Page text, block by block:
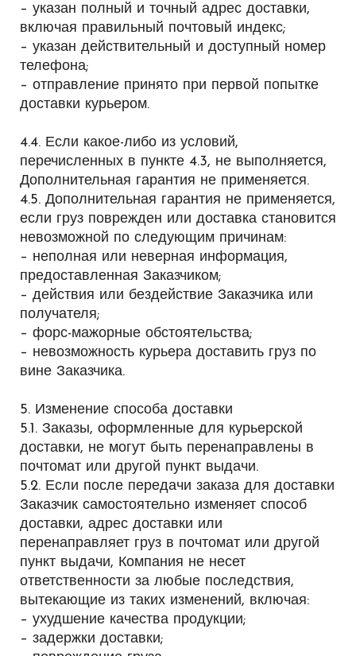
– указан полный и точный адрес доставки,
включая правильный почтовый индекс;
– указан действительный и доступный номер
телефона;
– отправление принято при первой попытке
доставки курьером.
4.4. Если какое-либо из условий,
перечисленных в пункте 4.3, не выполняется,
Дополнительная гарантия не применяется.
4.5. Дополнительная гарантия не применяется,
если груз поврежден или доставка становится
невозможной по следующим причинам:
– неполная или неверная информация,
предоставленная Заказчиком;
– действия или бездействие Заказчика или
получателя;
– форс-мажорные обстоятельства;
– невозможность курьера доставить груз по
вине Заказчика.
5. Изменение способа доставки
5.1. Заказы, оформленные для курьерской
доставки, не могут быть перенаправлены в
почтомат или другой пункт выдачи.
5.2. Если после передачи заказа для доставки
Заказчик самостоятельно изменяет способ
доставки, адрес доставки или
перенаправляет груз в почтомат или другой
пункт выдачи, Компания не несет
ответственности за любые последствия,
вытекающие из таких изменений, включая:
– ухудшение качества продукции;
– задержки доставки;